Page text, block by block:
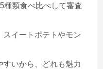
種類食べ比べして審査
スイートポテトやモン
いから、どれも魅力